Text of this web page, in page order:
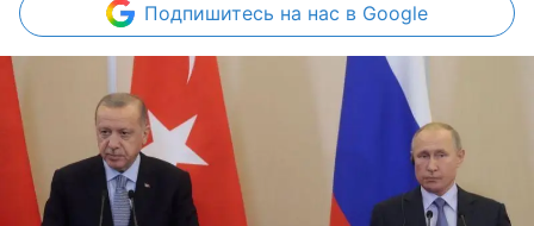
Подпишитесь на нас в Google